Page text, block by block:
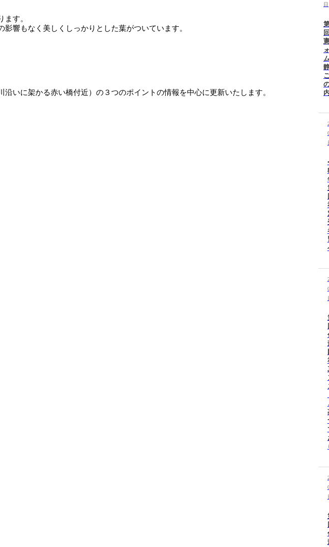
す。
響もなく美しくしっかりとした葉がついています。
いに架かる赤い橋付近）の３つのポイントの情報を中心に更新いたします。
日